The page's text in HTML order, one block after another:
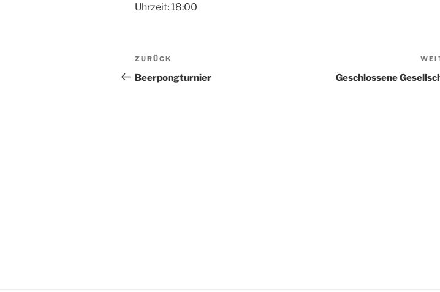
Uhrzeit: 18:00
Beitragsnavigation
Vorheriger
Beitrag
ZURÜCK
Beerpongturnier Geschlossene